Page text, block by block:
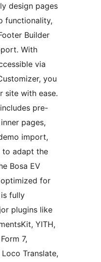
design pages
functionality,
Builder
With
via
you
site with ease.
pre-
pages,
import,
adapt the
Bosa EV
optimized for
is fully
plugins like
YITH,
7,
Translate,